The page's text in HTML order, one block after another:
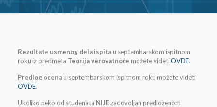
Rezultate usmenog dela ispitau septembarskom ispitnom
roku iz predmeta Teorija verovatnoće možete videtiOVDE.
Predlog ocenau septembarskom ispitnom roku možete videti
OVDE.
Ukoliko neko od studenata NIJEzadovoljan predloženom